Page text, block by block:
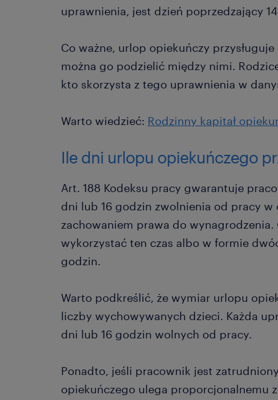
uprawnienia, jest dzień poprzedzający
Co ważne, urlop opiekuńczy
można go podzielić między nimi.
kto skorzysta z tego uprawnienia w
Warto wiedzieć: Rodzinny kapitał
Ile dni urlopu opiekuńczego
Art. 188 Kodeksu pracy gwarantuje
dni lub 16 godzin zwolnienia od pracy
zachowaniem prawa do
wykorzystać ten czas albo w formie
godzin.
Warto podkreślić, że wymiar urlopu
liczby wychowywanych dzieci. Każda
dni lub 16 godzin wolnych od pracy.
Ponadto, jeśli pracownik jest
opiekuńczego ulega proporcjonalnemu